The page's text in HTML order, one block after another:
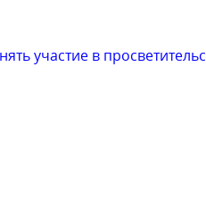
участие в